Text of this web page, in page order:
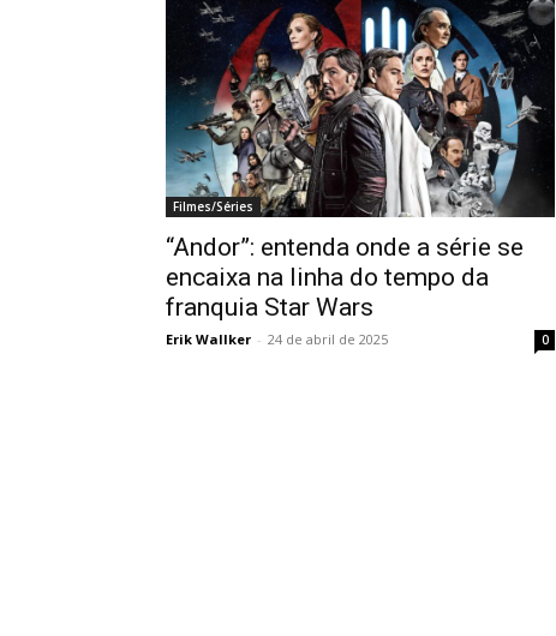
Filmes/Séries
“Andor”: entenda onde a série se
encaixa na linha do tempo da
franquia Star Wars
Erik Wallker - 24 de abril de 2025 0